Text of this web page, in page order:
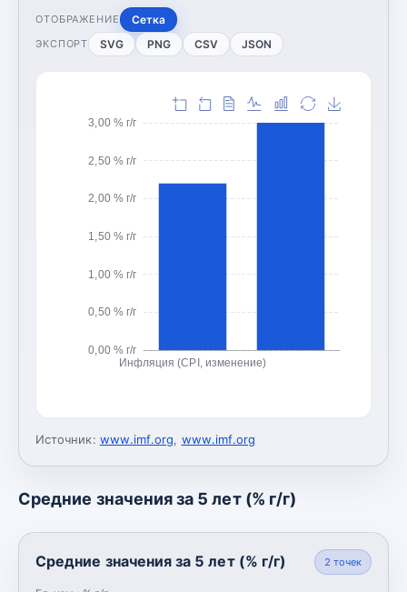
ОТОБРАЖЕНИЕ Сетка
ЭКСПОРТ SVG PNG CSV JSON
0,00 % г/г
0,50 % г/г
1,00 % г/г
1,50 % г/г
2,00 % г/г
2,50 % г/г
3,00 % г/г
Инфляция (CPI, изменение)
Источник: www.imf.org, www.imf.org
Средние значения за 5 лет (% г/г)
Средние значения за 5 лет (% г/г) 2 точек